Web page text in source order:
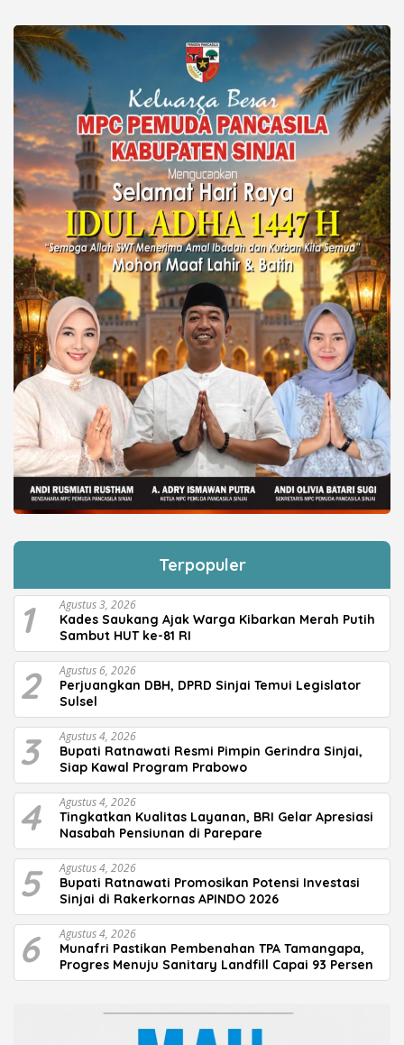
Terpopuler
1 Agustus 3, 2026
Kades Saukang Ajak Warga Kibarkan Merah Putih
Sambut HUT ke-81 RI
2 Agustus 6, 2026
Perjuangkan DBH, DPRD Sinjai Temui Legislator
Sulsel
3 Agustus 4, 2026
Bupati Ratnawati Resmi Pimpin Gerindra Sinjai,
Siap Kawal Program Prabowo
4 Agustus 4, 2026
Tingkatkan Kualitas Layanan, BRI Gelar Apresiasi
Nasabah Pensiunan di Parepare
5 Agustus 4, 2026
Bupati Ratnawati Promosikan Potensi Investasi
Sinjai di Rakerkornas APINDO 2026
6 Agustus 4, 2026
Munafri Pastikan Pembenahan TPA Tamangapa,
Progres Menuju Sanitary Landfill Capai 93 Persen